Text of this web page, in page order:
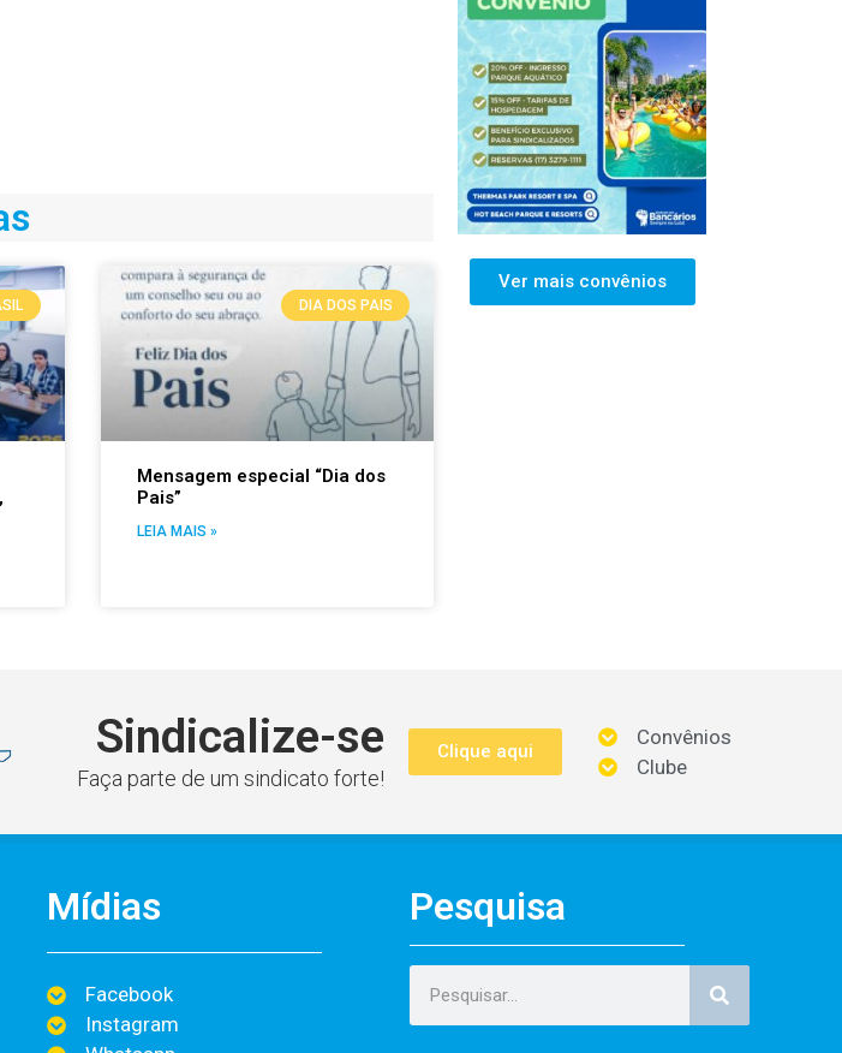
DIA DOS PAIS
Mensagem especial “Dia dos
Pais”
LEIA MAIS »
Ver mais convênios
Sindicalize-se
Faça parte de um sindicato forte!
Clique aqui
Convênios
Clube
Mídias
Facebook
Instagram
Pesquisa